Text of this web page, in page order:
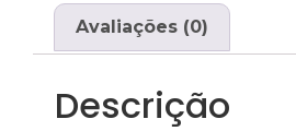
Avaliações (0)
Descrição